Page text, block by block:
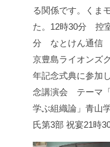
る関係です。くま
た。 12時30分 控
分 なとけん通信
京豊島ライオンズ
年記念式典に参加
念講演会 テーマ
学ぶ組織論」 青山
氏第3部 祝宴21時